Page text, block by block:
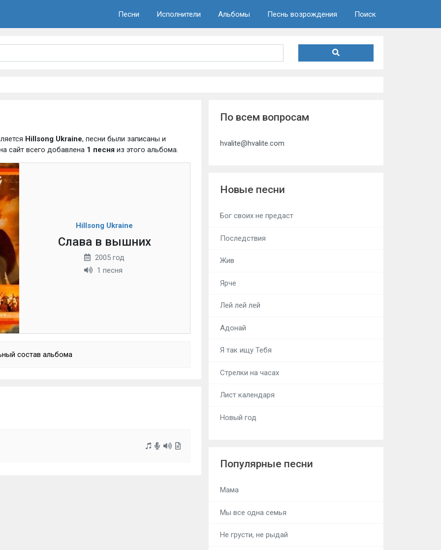
Песни Исполнители Альбомы Песнь возрождения Поиск
Hillsong Ukraine, песни были записаны и
сайт всего добавлена 1 песняиз этого альбома.
Hillsong Ukraine
Слава в вышних
2005 год
1 песня
состав альбома
По всем вопросам
hvalite@hvalite.com
Новые песни
Бог своих не предаст
Последствия
Жив
Ярче
Лей лей лей
Адонай
Я так ищу Тебя
Стрелки на часах
Лист календаря
Новый год
Популярные песни
Мама
Мы все одна семья
Не грусти, не рыдай